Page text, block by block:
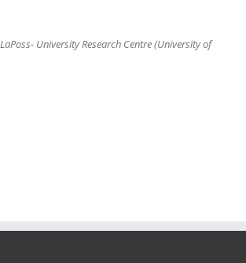
University Research Centre (University of